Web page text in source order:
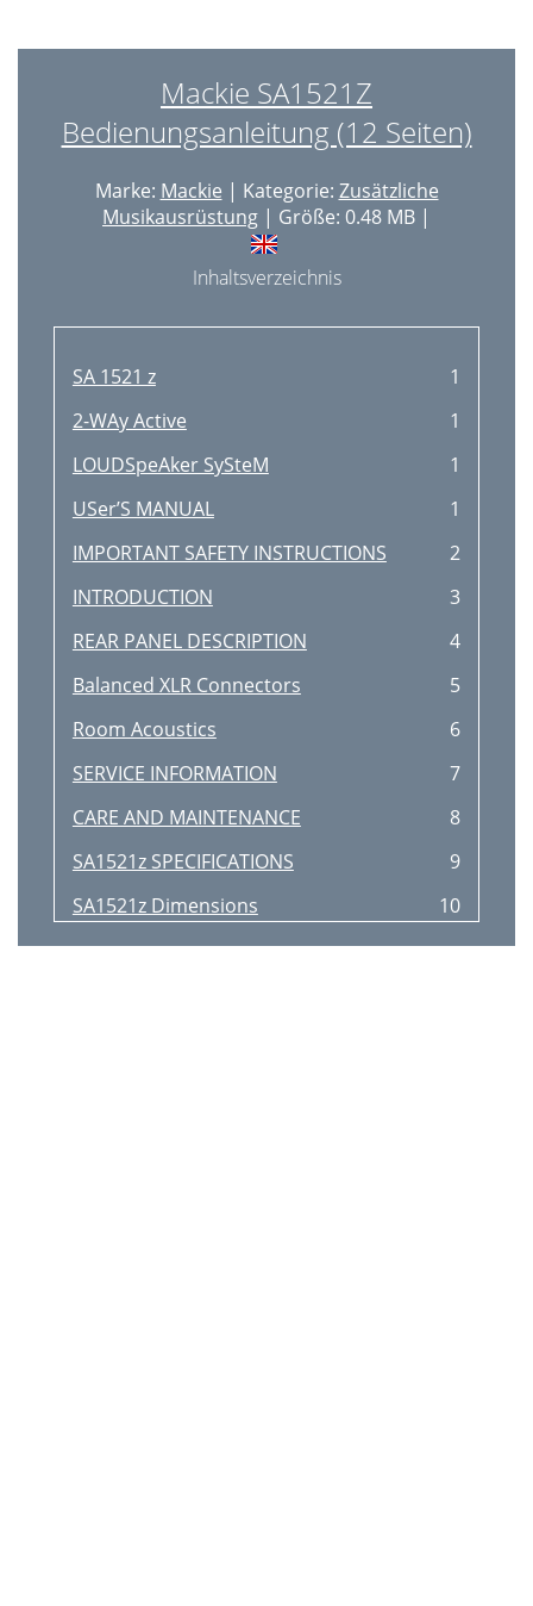
Mackie SA1521Z
Bedienungsanleitung (12 Seiten)
Marke: Mackie | Kategorie: Zusätzliche
Musikausrüstung | Größe: 0.48 MB |
Inhaltsverzeichnis
SA 1521 z
1
2-WAy Active
1
LOUDSpeAker SySteM
1
USer’S MANUAL
1
IMPORTANT SAFETY INSTRUCTIONS
2
INTRODUCTION
3
REAR PANEL DESCRIPTION
4
Balanced XLR Connectors
5
Room Acoustics
6
SERVICE INFORMATION
7
CARE AND MAINTENANCE
8
SA1521z SPECIFICATIONS
9
SA1521z Dimensions
10
SA1521z Limited Warranty
11